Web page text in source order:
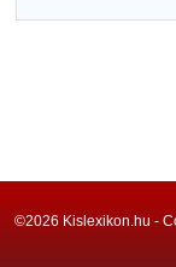
©2026 Kislexikon.hu -